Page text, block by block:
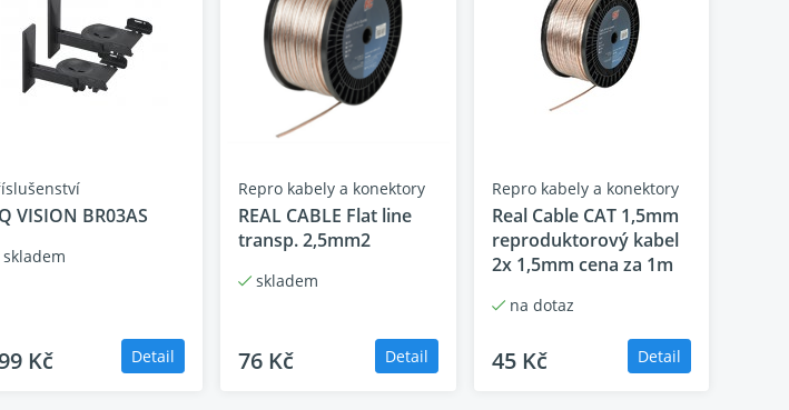
8 ohmů
1" hliníkový LTS výškový reproduktor s Tractrix® hornou orozměrech 90 x 90
Jeden 6,5" měděně spřádaný TCP basový reproduktor
MDF
Bassreflex se zadními výstupy
203 × 400 × 336 mm
7,75 kg/kus
VISION BR03AS
Kč Detail
Repro kabely a konektory
REAL CABLE Flat line
transp. 2,5mm2
skladem
76 Kč Detail
Repro kabely a konektory
Real Cable CAT 1,5mm
reproduktorový kabel
2x 1,5mm cena za 1m
na dotaz
45 Kč Detail